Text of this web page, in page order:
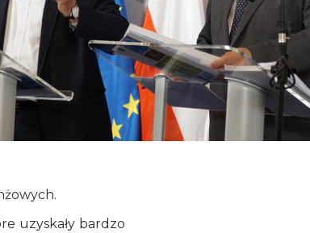
uzyskały bardzo